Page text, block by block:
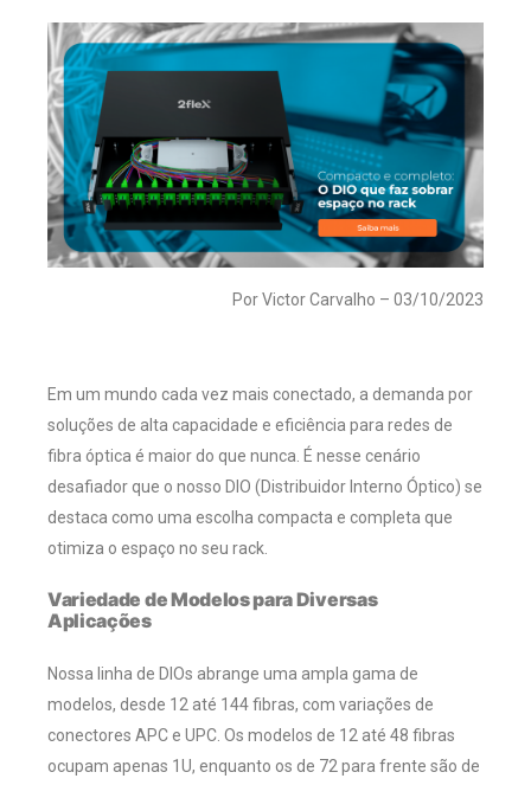
Por Victor Carvalho – 03/10/2023
Em um mundo cada vez mais conectado, a demanda por
soluções de alta capacidade e eficiência para redes de
fibra óptica é maior do que nunca. É nesse cenário
desafiador que o nosso DIO (Distribuidor Interno Óptico) se
destaca como uma escolha compacta e completa que
otimiza o espaço no seu rack.
Variedade de Modelos para Diversas
Aplicações
Nossa linha de DIOs abrange uma ampla gama de
modelos, desde 12 até 144 fibras, com variações de
conectores APC e UPC. Os modelos de 12 até 48 fibras
ocupam apenas 1U, enquanto os de 72 para frente são de